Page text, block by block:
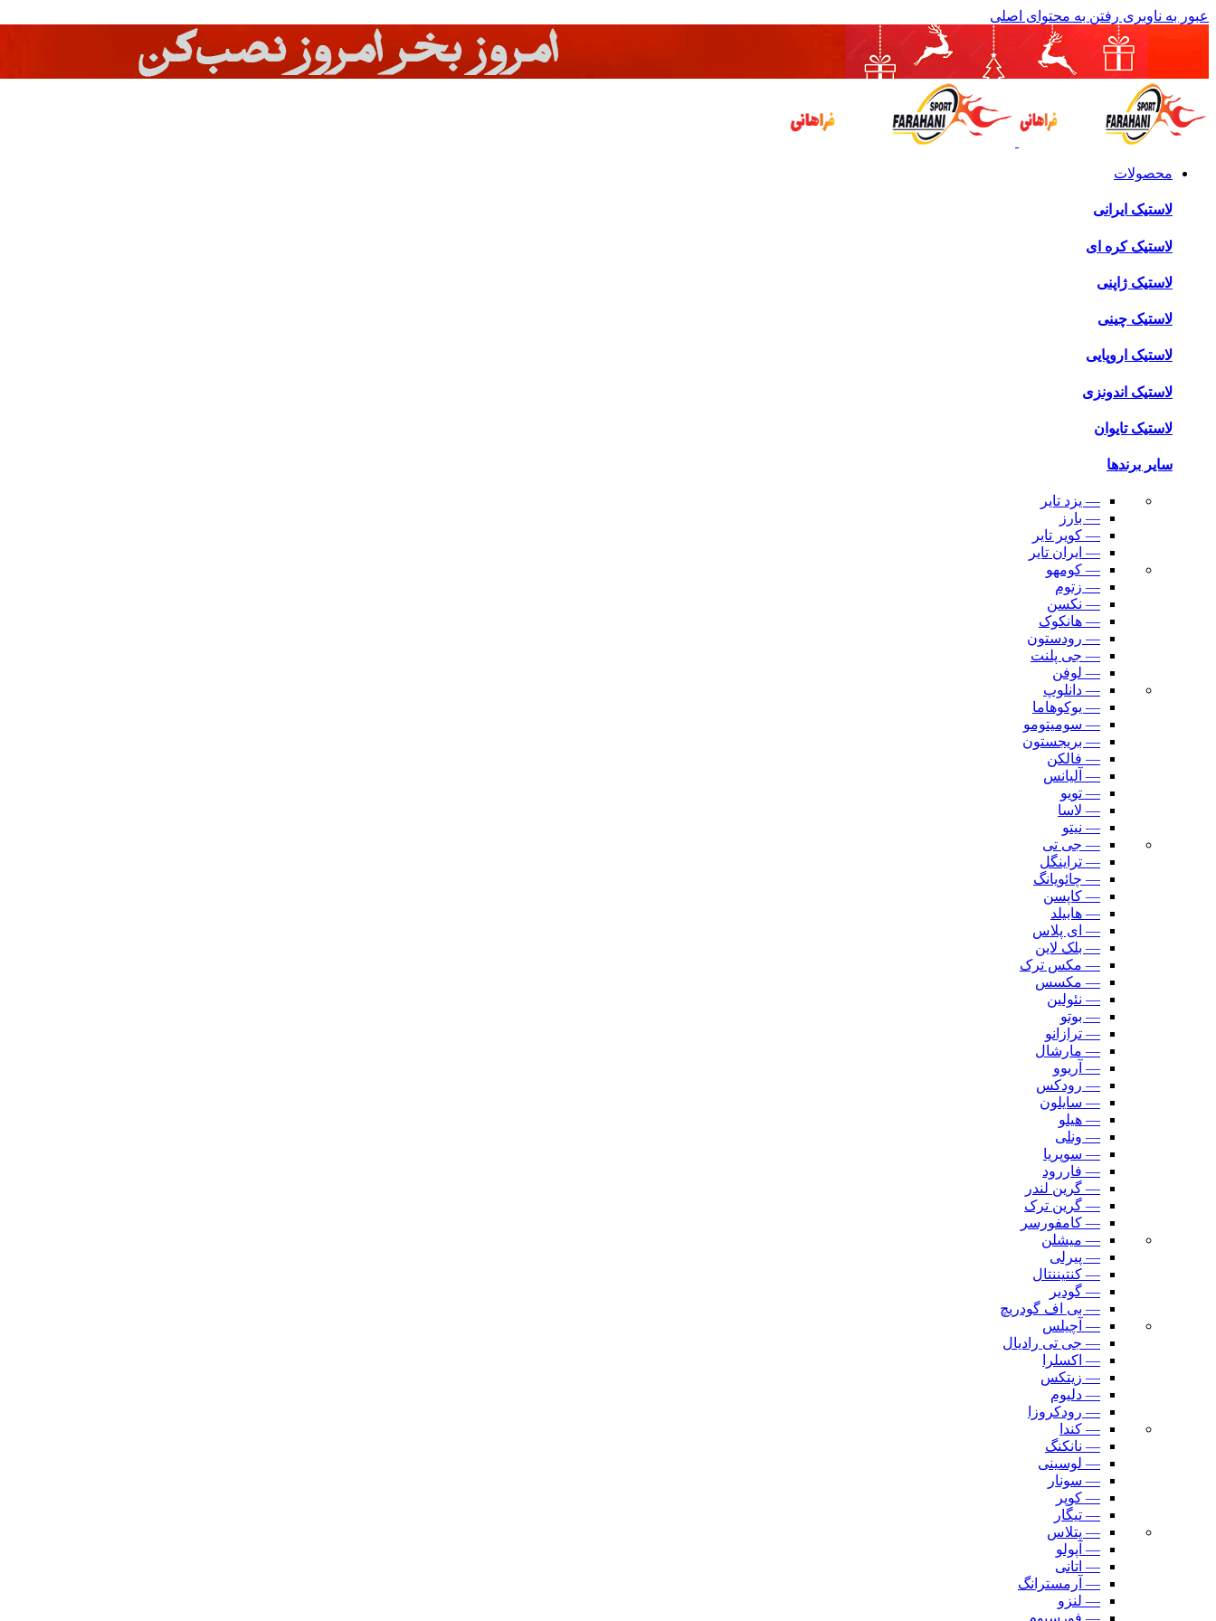
عبور به ناوبری رفتن به محتوای اصلی
محصولات
لاستیک ایرانی
لاستیک کره ای
لاستیک ژاپنی
لاستیک چینی
لاستیک اروپایی
لاستیک اندونزی
لاستیک تایوان
سایر برندها
— یزد تایر
— بارز
— کویر تایر
— ایران تایر
— کومهو
— زتوم
— نکسن
— هانکوک
— رودستون
— جی پلنت
— لوفن
— دانلوپ
— یوکوهاما
— سومیتومو
— بریجستون
— فالکن
— آلیانس
— تویو
— لاسا
— نیتو
— جی تی
— تراینگل
— چائویانگ
— کاپسن
— هابیلد
— ای پلاس
— بلک لاین
— مکس ترک
— مکسس
— نئولین
— بوتو
— ترازانو
— مارشال
— آریوو
— رودکس
— سایلون
— هیلو
— ونلی
— سوپریا
— فاررود
— گرین لندر
— گرین ترک
— کامفورسر
— میشلن
— پیرلی
— کنتیننتال
— گودیر
— بی اف گودریچ
— آچیلس
— جی تی رادیال
— اکسلرا
— زیتکس
— دلیوم
— رودکروزا
— کندا
— نانکنگ
— لوسینی
— سونار
— کوپر
— تیگار
— پتلاس
— آپولو
— اتانی
— آرمسترانگ
— لنزو